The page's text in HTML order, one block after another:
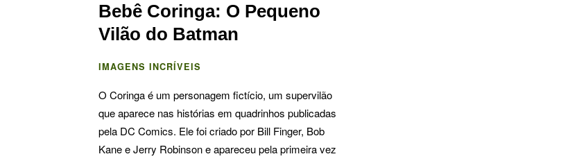
Bebê Coringa: O Pequeno
Vilão do Batman
IMAGENS INCRÍVEIS
O Coringa é um personagem fictício, um supervilão
que aparece nas histórias em quadrinhos publicadas
pela DC Comics. Ele foi criado por Bill Finger, Bob
Kane e Jerry Robinson e apareceu pela primeira vez